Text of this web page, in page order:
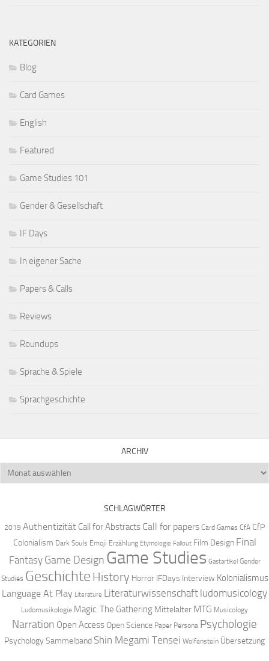
KATEGORIEN
Blog
Card Games
English
Featured
Game Studies 101
Gender & Gesellschaft
IF Days
In eigener Sache
Papers & Calls
Reviews
Roundups
Sprache & Spiele
Sprachgeschichte
ARCHIV
Archiv
SCHLAGWÖRTER
2019 Authentizität Call for Abstracts Call for papers Card Games CfA CfP
Colonialism Dark Souls Emoji Erzählung Etymologie Fallout Film Design Final
Fantasy Game Design Game Studies Gastartikel Gender
Studies Geschichte History Horror IFDays Interview Kolonialismus
Language At Play Literature Literaturwissenschaft ludomusicology
Ludomusikologie Magic: The Gathering Mittelalter MTG Musicology
Narration Open Access Open Science Paper Persona Psychologie
PsychologySammelband Shin Megami Tensei Wolfenstein Übersetzung